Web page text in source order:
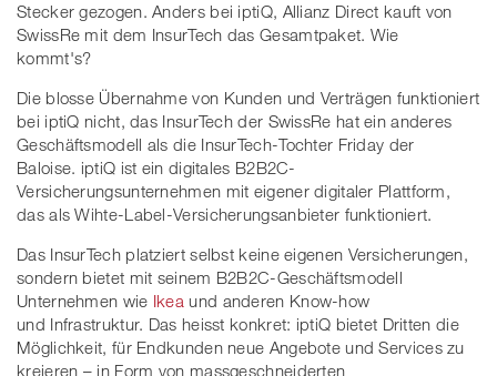
Stecker gezogen. Anders bei iptiQ, Allianz Direct kauft von
SwissRe mit dem InsurTech das Gesamtpaket. Wie
kommt's?
Die blosse Übernahme von Kunden und Verträgen funktioniert
bei iptiQ nicht, das InsurTech der SwissRe hat ein anderes
Geschäftsmodell als die InsurTech-Tochter Friday der
Baloise. iptiQ ist ein digitales B2B2C-
Versicherungsunternehmen mit eigener digitaler Plattform,
das als Wihte-Label-Versicherungsanbieter funktioniert.
Das InsurTech platziert selbst keine eigenen Versicherungen,
sondern bietet mit seinem B2B2C-Geschäftsmodell
Unternehmen wie Ikea und anderen Know-how
und Infrastruktur. Das heisst konkret: iptiQ bietet Dritten die
Möglichkeit, für Endkunden neue Angebote und Services zu
kreieren – in Form von massgeschneiderten